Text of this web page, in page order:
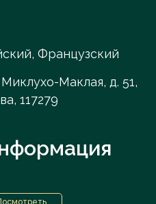
Французский
Миклухо-Маклая, д. 51,
117279